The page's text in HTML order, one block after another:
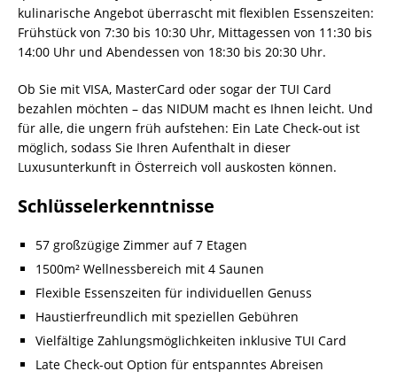
kulinarische Angebot überrascht mit flexiblen Essenszeiten:
Frühstück von 7:30 bis 10:30 Uhr, Mittagessen von 11:30 bis
14:00 Uhr und Abendessen von 18:30 bis 20:30 Uhr.
Ob Sie mit VISA, MasterCard oder sogar der TUI Card
bezahlen möchten – das NIDUM macht es Ihnen leicht. Und
für alle, die ungern früh aufstehen: Ein Late Check-out ist
möglich, sodass Sie Ihren Aufenthalt in dieser
Luxusunterkunft in Österreich voll auskosten können.
Schlüsselerkenntnisse
57 großzügige Zimmer auf 7 Etagen
1500m² Wellnessbereich mit 4 Saunen
Flexible Essenszeiten für individuellen Genuss
Haustierfreundlich mit speziellen Gebühren
Vielfältige Zahlungsmöglichkeiten inklusive TUI Card
Late Check-out Option für entspanntes Abreisen